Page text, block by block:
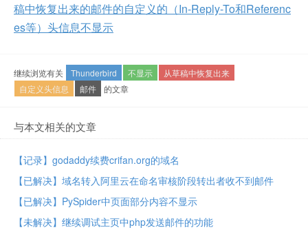
稿中恢复出来的邮件的自定义的（In-Reply-To和Referenc
es等）头信息不显示
继续浏览有关 Thunderbird 不显示
从草稿中恢复出来
自定义头信息
邮件 的文章
与本文相关的文章
【记录】godaddy续费crifan.org的域名
【已解决】域名转入阿里云在命名审核阶段转出者收不到邮件
【已解决】PySpider中页面部分内容不显示
【未解决】继续调试主页中php发送邮件的功能